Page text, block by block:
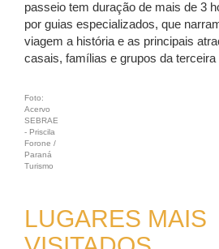
passeio tem duração de mais de 3
por guias especializados, que
viagem a história e as principais
casais, famílias e grupos da terceira
Foto:
Acervo
SEBRAE
- Priscila
Forone /
Paraná
Turismo
LUGARES MAIS